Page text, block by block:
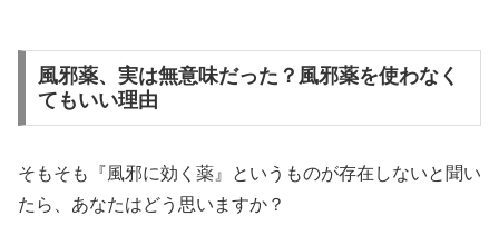
風邪薬、実は無意味だった？風邪薬を使わなく
てもいい理由
そもそも『風邪に効く薬』というものが存在しないと聞い
たら、あなたはどう思いますか？